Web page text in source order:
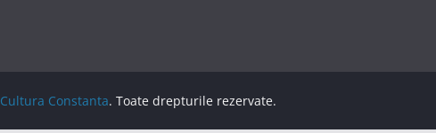
Cultura Constanta. Toate drepturile rezervate.